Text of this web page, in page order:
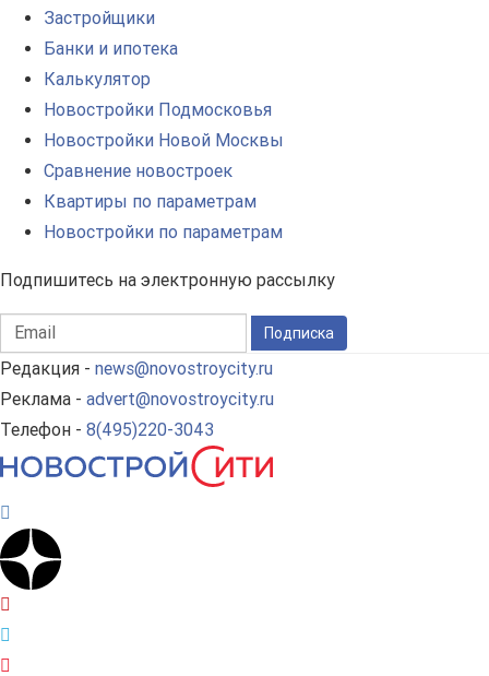
Застройщики
Банки и ипотека
Калькулятор
Новостройки Подмосковья
Новостройки Новой Москвы
Сравнение новостроек
Квартиры по параметрам
Новостройки по параметрам
Подпишитесь на электронную рассылку
Подписка
Редакция - news@novostroycity.ru
Реклама - advert@novostroycity.ru
Телефон - 8(495)220-3043